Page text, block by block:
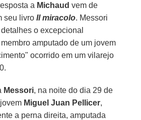
a Michaudvem de
seu livroIl miracolo. Messori
o excepcional
amputado de um jovem
ocorrido em um vilarejo
Messori, na noite do dia 29 de
Miguel Juan Pellicer,
a perna direita, amputada